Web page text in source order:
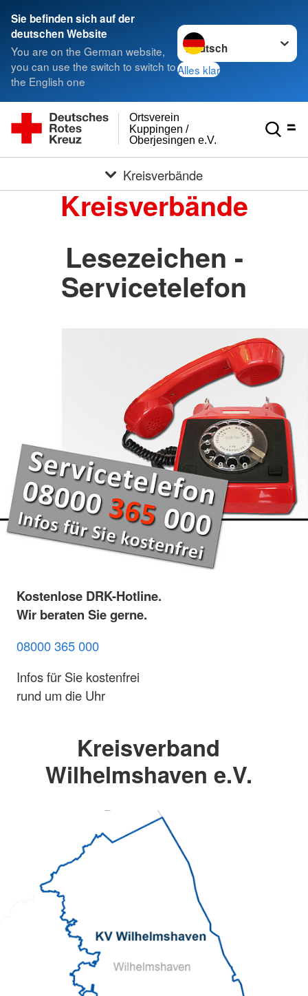
Sie befinden sich auf der
deutschen Website
You are on the German website,
you can use the switch to switch to
the English one
Sprache wechseln zu
Alles klar
Oberjesingen e.V.
Kuppingen /
Ortsverein
Kreisverbände
Kreisverbände
Lesezeichen -
Servicetelefon
Kostenlose DRK-Hotline.
Wir beraten Sie gerne.
08000 365 000
Infos für Sie kostenfrei
rund um die Uhr
Kreisverband
Wilhelmshaven e.V.